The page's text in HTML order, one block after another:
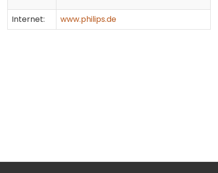
Internet: www.philips.de